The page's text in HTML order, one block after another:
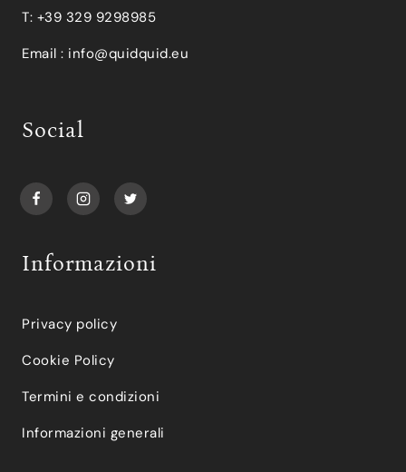
T: +39 329 9298985
Email : info@quidquid.eu
Social
Informazioni
Privacy policy
Cookie Policy
Termini e condizioni
Informazioni generali